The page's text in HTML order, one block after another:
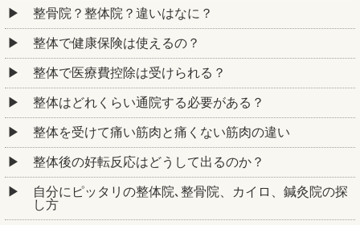
整骨院？整体院？違いはなに？
整体で健康保険は使えるの？
整体で医療費控除は受けられる？
整体はどれくらい通院する必要がある？
整体を受けて痛い筋肉と痛くない筋肉の違い
整体後の好転反応はどうして出るのか？
自分にピッタリの整体院､整骨院、カイロ、鍼灸院の探
し方